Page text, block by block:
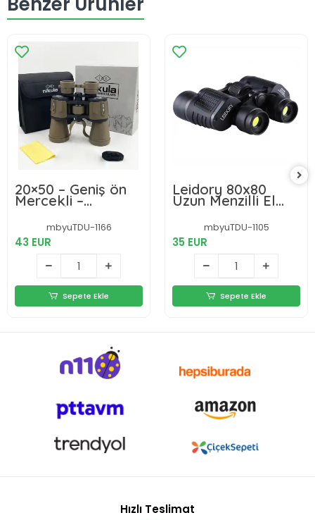
20×50 – Geniş ön
Mercekli –
1000m/56m El
Dürbünü – Çöl
RengimbyuTDU-1166
43 EUR
Sepete Ekle
Leidory 80x80
Uzun Menzilli El
Dürbünü
mbyuTDU-1105
35 EUR
Sepete Ekle
Hızlı Teslimat